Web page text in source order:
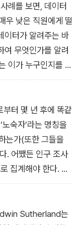
례를 보면, 데이터
우 낮은 직원에게 떨
이터가 알려주는 바
여 무엇인가를 알려
이가 누구인지를 반
시간제 면담자인 해
문지를 짐에게 건네
과를 컴퓨터에 입
혀 없는 해롤드가
. 그렇게 요약된 결
한 사람과 한 번도
코딩해본 적이 없
어지는 구조)에 속
터 몇 년 후에 똑같
숙자’라는 명칭을
는가(또한 그들을
. 어쨌든 인구 조사
집계해야 한다. 그
의 주소를 무엇이라
받을 수 없는 사람
Sutherland는